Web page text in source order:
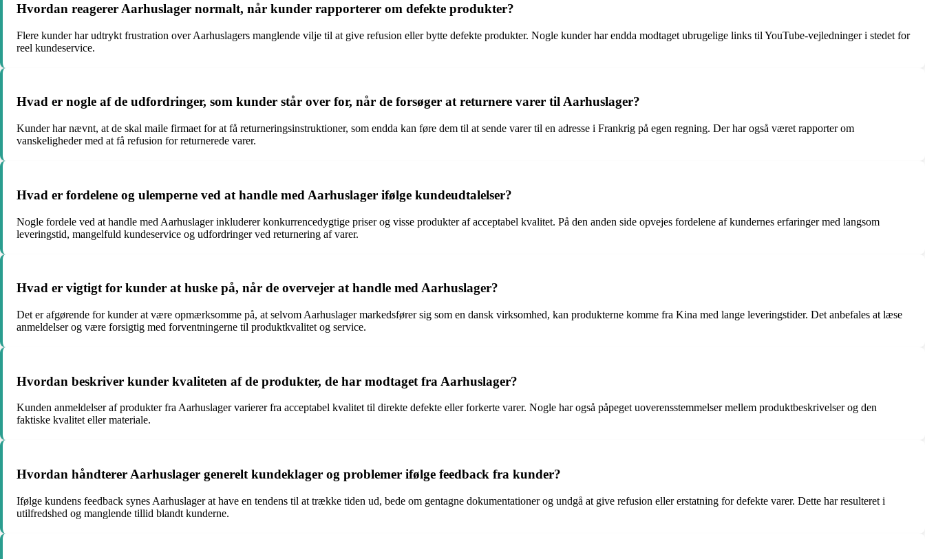
Hvordan reagerer Aarhuslager normalt, når kunder rapporterer om defekte produkter?
Flere kunder har udtrykt frustration over Aarhuslagers manglende vilje til at give refusion eller bytte defekte produkter. Nogle kunder har endda modtaget ubrugelige links til YouTube-vejledninger i stedet for
reel kundeservice.
Hvad er nogle af de udfordringer, som kunder står over for, når de forsøger at returnere varer til Aarhuslager?
Kunder har nævnt, at de skal maile firmaet for at få returneringsinstruktioner, som endda kan føre dem til at sende varer til en adresse i Frankrig på egen regning. Der har også været rapporter om
vanskeligheder med at få refusion for returnerede varer.
Hvad er fordelene og ulemperne ved at handle med Aarhuslager ifølge kundeudtalelser?
Nogle fordele ved at handle med Aarhuslager inkluderer konkurrencedygtige priser og visse produkter af acceptabel kvalitet. På den anden side opvejes fordelene af kundernes erfaringer med langsom
leveringstid, mangelfuld kundeservice og udfordringer ved returnering af varer.
Hvad er vigtigt for kunder at huske på, når de overvejer at handle med Aarhuslager?
Det er afgørende for kunder at være opmærksomme på, at selvom Aarhuslager markedsfører sig som en dansk virksomhed, kan produkterne komme fra Kina med lange leveringstider. Det anbefales at læse
anmeldelser og være forsigtig med forventningerne til produktkvalitet og service.
Hvordan beskriver kunder kvaliteten af de produkter, de har modtaget fra Aarhuslager?
Kunden anmeldelser af produkter fra Aarhuslager varierer fra acceptabel kvalitet til direkte defekte eller forkerte varer. Nogle har også påpeget uoverensstemmelser mellem produktbeskrivelser og den
faktiske kvalitet eller materiale.
Hvordan håndterer Aarhuslager generelt kundeklager og problemer ifølge feedback fra kunder?
Ifølge kundens feedback synes Aarhuslager at have en tendens til at trække tiden ud, bede om gentagne dokumentationer og undgå at give refusion eller erstatning for defekte varer. Dette har resulteret i
utilfredshed og manglende tillid blandt kunderne.